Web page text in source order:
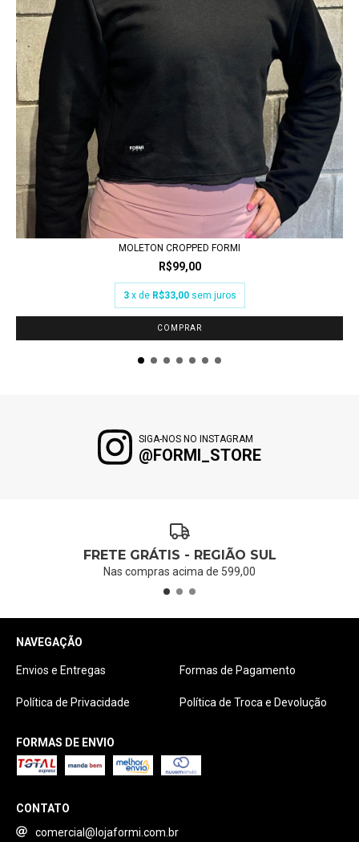
MOLETON CROPPED FORMI
R$99,00
3 x de R$33,00 sem juros
COMPRAR
SIGA-NOS NO INSTAGRAM
@FORMI_STORE
FRETE GRÁTIS - REGIÃO SUL
Nas compras acima de 599,00
NAVEGAÇÃO
Envios e Entregas Formas de Pagamento
Política de Privacidade Política de Troca e Devolução
FORMAS DE ENVIO
CONTATO
comercial@lojaformi.com.br